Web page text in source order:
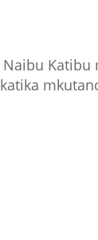
Naibu Katibu
katika